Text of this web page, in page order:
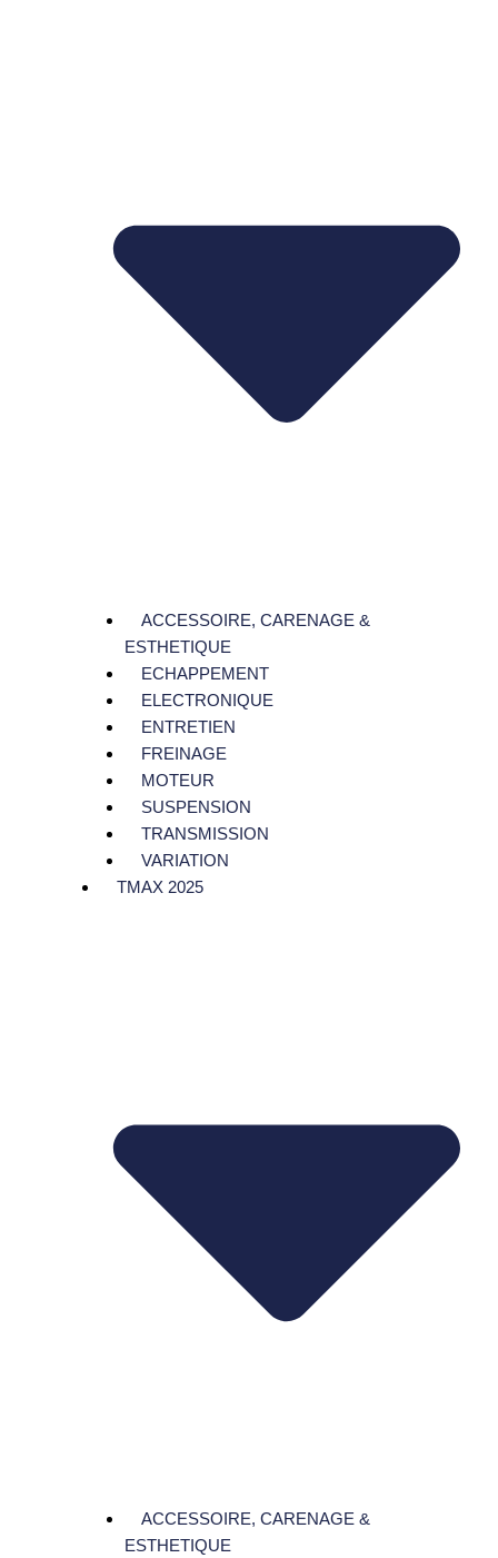
ACCESSOIRE, CARENAGE &
ESTHETIQUE
ECHAPPEMENT
ELECTRONIQUE
ENTRETIEN
FREINAGE
MOTEUR
SUSPENSION
TRANSMISSION
VARIATION
TMAX 2025
ACCESSOIRE, CARENAGE &
ESTHETIQUE